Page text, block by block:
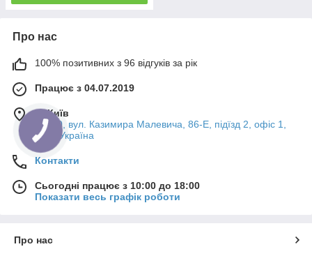
Про нас
100% позитивних з 96 відгуків за рік
Працює з 04.07.2019
м. Київ
03150, вул. Казимира Малевича, 86-Е, підїзд 2, офіс 1,
Київ, Україна
Контакти
Сьогодні працює з 10:00 до 18:00
Показати весь графік роботи
Про нас